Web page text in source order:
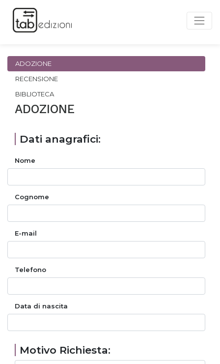
ADOZIONE
RECENSIONE
BIBLIOTECA
ADOZIONE
Dati anagrafici:
Nome
Cognome
E-mail
Telefono
Data di nascita
Motivo Richiesta: